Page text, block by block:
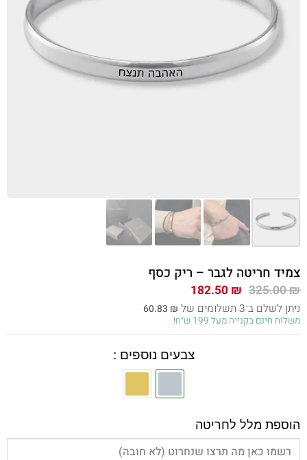
צמיד חריטה לגבר – ריק כסף
325.00₪ המחיר
המקורי
היה:
325.00 ₪.
182.50₪ המחיר
הנוכחי
הוא:
182.50 ₪.
ניתן לשלם ב־3 תשלומים של 60.83₪
משלוח חינם בקנייה מעל 199 ש״ח!
צבעים נוספים :
הוספת מלל לחריטה